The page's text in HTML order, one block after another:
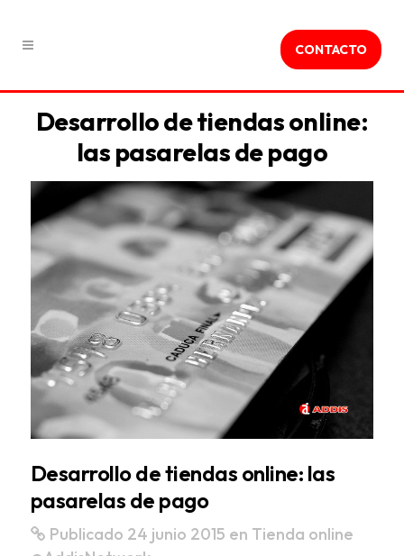
CONTACTO
Desarrollo de tiendas online:
las pasarelas de pago
Desarrollo de tiendas online: las
pasarelas de pago
Publicado 24 junio 2015 en Tienda online